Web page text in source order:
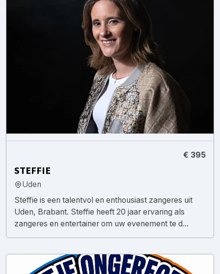
€ 395
STEFFIE
Uden
Steffie is een talentvol en enthousiast zangeres uit
Uden, Brabant. Steffie heeft 20 jaar ervaring als
zangeres en entertainer om uw evenement te d...